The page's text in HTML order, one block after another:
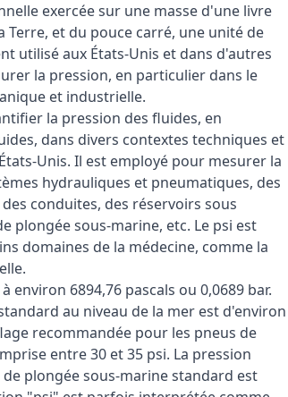
exercée sur une masse d'une livre
Terre, et du pouce carré, une unité de
utilisé aux États-Unis et dans d'autres
la pression, en particulier dans le
et industrielle.
la pression des fluides, en
dans divers contextes techniques et
Unis. Il est employé pour mesurer la
hydrauliques et pneumatiques, des
conduites, des réservoirs sous
plongée sous-marine, etc. Le psi est
domaines de la médecine, comme la
environ 6894,76 pascals ou 0,0689 bar.
au niveau de la mer est d'environ
recommandée pour les pneus de
entre 30 et 35 psi. La pression
plongée sous-marine standard est